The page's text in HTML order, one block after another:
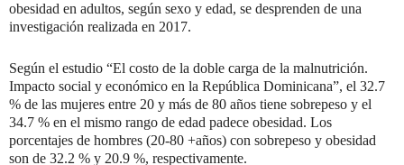
obesidad en adultos, según sexo y edad, se desprenden de una
investigación realizada en 2017.
Según el estudio “El costo de la doble carga de la malnutrición.
Impacto social y económico en la República Dominicana”, el 32.7
% de las mujeres entre 20 y más de 80 años tiene sobrepeso y el
34.7 % en el mismo rango de edad padece obesidad. Los
porcentajes de hombres (20-80 +años) con sobrepeso y obesidad
son de 32.2 % y 20.9 %, respectivamente.